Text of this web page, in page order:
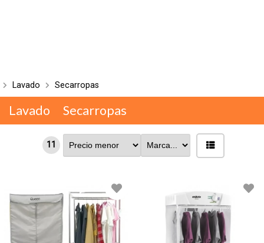
Lavado Secarropas
Lavado Secarropas
11